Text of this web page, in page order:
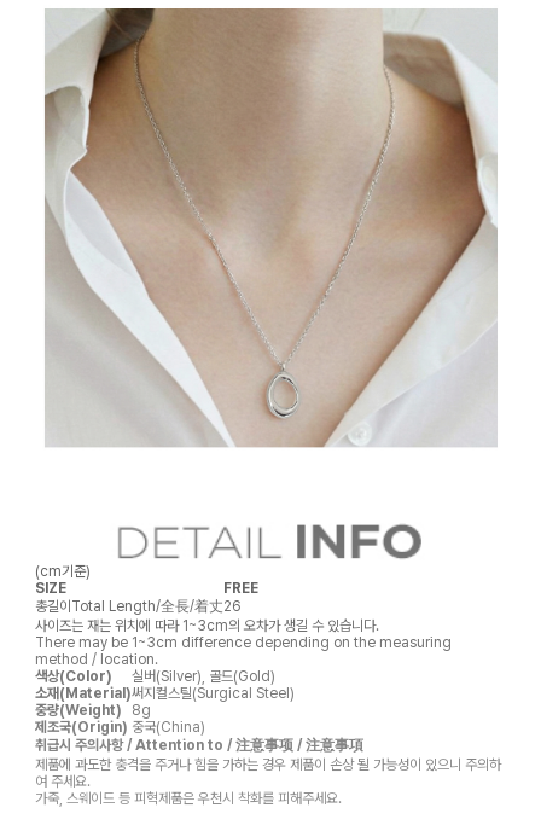
(cm기준)
SIZE
FREE
총길이Total Length/全長/着丈26
사이즈는 재는 위치에 따라 1~3cm의 오차가 생길 수 있습니다.
There may be 1~3cm difference depending on the measuring
method / location.
색상(Color)
실버(Silver), 골드(Gold)
소재(Material)써지컬스틸(Surgical Steel)
중량(Weight)
8g
제조국(Origin) 중국(China)
취급시 주의사항 / Attention to / 注意事项 / 注意事項
제품에 과도한 충격을 주거나 힘을 가하는 경우 제품이 손상 될 가능성이 있으니 주의하
여 주세요.
가죽, 스웨이드 등 피혁제품은 우천시 착화를 피해주세요.